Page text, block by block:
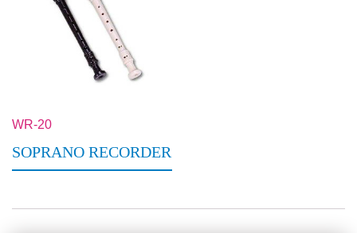
WR-20
SOPRANO RECORDER